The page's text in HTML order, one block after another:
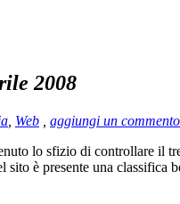
2008
Web
aggiungi un commento
lo sfizio di controllare il
sito è presente una